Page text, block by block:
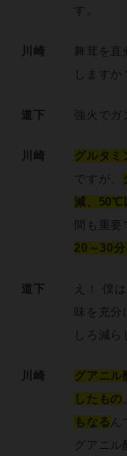
す。
川崎
舞茸を
しますか
道下 強火でガ
川崎
グルタミ
ですが、
減、50℃
間も重
20～30分
道下
え！ 僕
味を充
しろ減
川崎
グアニ
したもの
もなる ん
グアニル